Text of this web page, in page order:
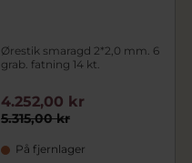
Ørestik smaragd 2*2,0 mm. 6
grab. fatning 14 kt.
5.315,00 kr
4.252,00 kr
På fjernlager